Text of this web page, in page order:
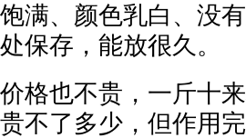
饱满、颜色乳白、没
处保存，能放很久。
价格也不贵，一斤十
贵不了多少，但作用